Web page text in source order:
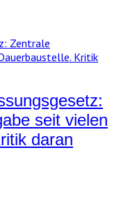
seit vielen
daran